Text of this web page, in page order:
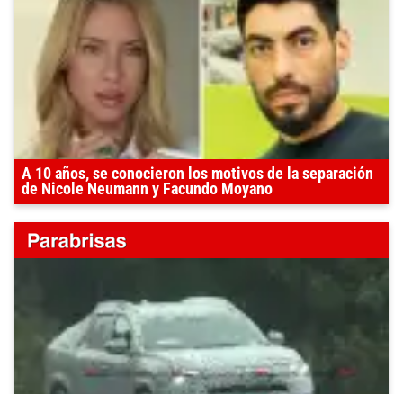
A 10 años, se conocieron los motivos de la separación
de Nicole Neumann y Facundo Moyano